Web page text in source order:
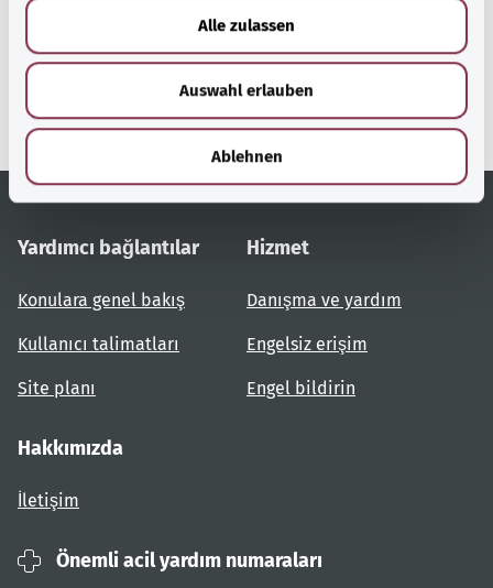
Alle zulassen
Auswahl erlauben
Ablehnen
gesund.bund.de
Federal Sağlık Bakanlığı'nın
Yardımcı bağlantılar
Konulara genel bakış
Kullanıcı talimatları
Site planı
Hizmet
Danışma ve yardım
Engelsiz erişim
Engel bildirin
Hakkımızda
İletişim
Önemli acil yardım numaraları